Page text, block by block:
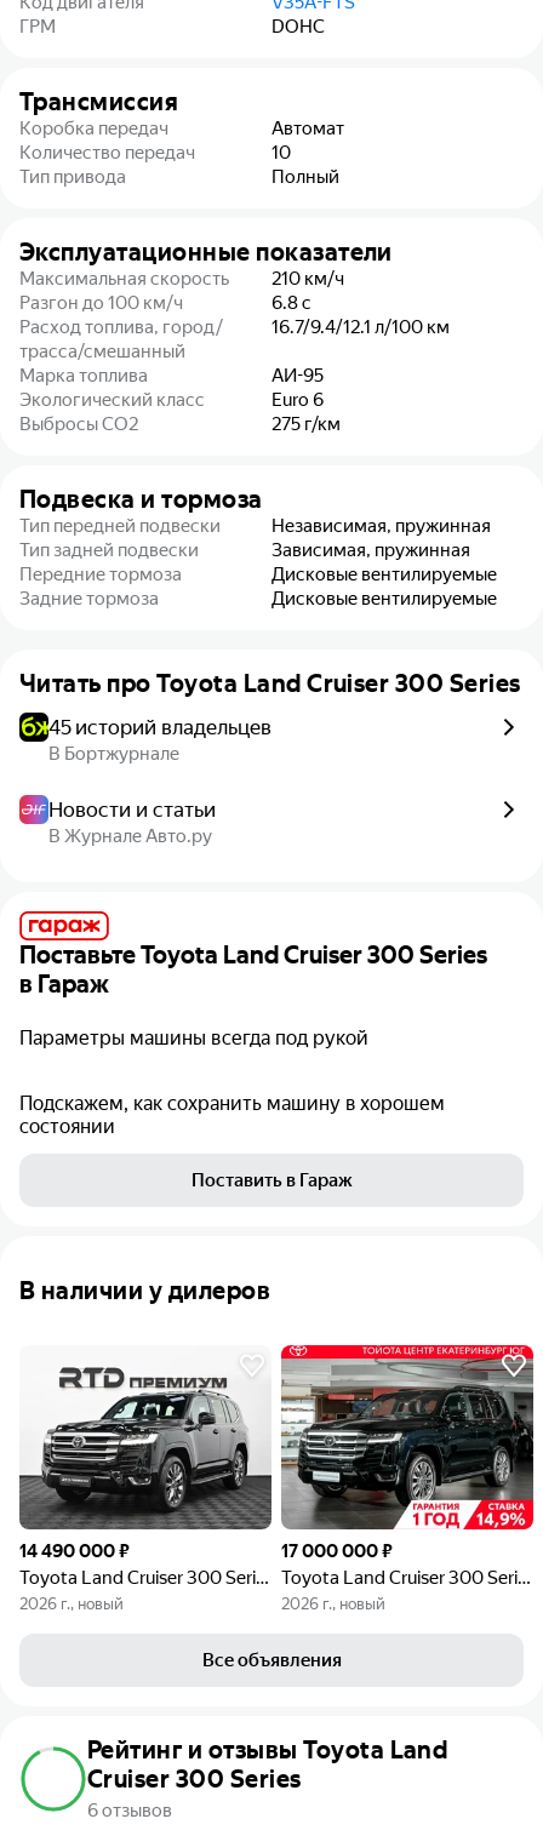
ГРМ
DOHC
Трансмиссия
Коробка передач
Автомат
Количество передач
10
Тип привода
Полный
Эксплуатационные показатели
Максимальная скорость 210 км/ч
Разгон до 100 км/ч
6.8с
Расход топлива, город/
трасса/смешанный
16.7/9.4/12.1 л/100 км
Марка топлива
АИ-95
Экологический класс
Euro 6
Выбросы CO2
275 г/км
Подвеска и тормоза
Тип передней подвески
Независимая, пружинная
Тип задней подвески
Зависимая, пружинная
Передние тормоза
Дисковые вентилируемые
Задние тормоза
Дисковые вентилируемые
Читать проToyota Land Cruiser 300 Series
45 историй владельцев
В Бортжурнале
Новости и статьи
В Журнале Авто.ру
ПоставьтеToyota Land Cruiser 300 Series
в Гараж
Параметры машины всегда под рукой
Подскажем, как сохранить машину в хорошем
состоянии
Поставить в Гараж
В наличии у дилеров
14 490 000 ₽
Toyota Land Cruiser 300 Series
2026 г., новый
17 000 000 ₽
Toyota Land Cruiser 300 Series
2026 г., новый
Все объявления
Рейтинг и отзывы Toyota Land
Cruiser 300 Series
6 отзывов